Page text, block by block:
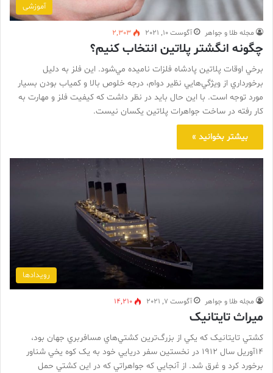
آموزشی
مجله طلا و جواهر آگوست 10, 2021 2,303
چگونه انگشتر پلاتین انتخاب کنیم؟
برخي اوقات پلاتين پادشاه فلزات ناميده مي‌شود. اين فلز به دليل
برخورداري از ويژگي‌هايي نظير دوام، درجه خلوص بالا و كمياب بودن بسيار
مورد توجه است. با اين حال بايد در نظر داشت كه كيفيت فلز و مهارت به
كار رفته در ساخت جواهرات پلاتين يكسان نيست.
بیشتر بخوانید »
رویدادها
مجله طلا و جواهر آگوست 7, 2021 14,210
ميراث تايتانيک
کشتي تايتانيک که يکي از بزرگ‌ترين کشتي‌هاي مسافربري جهان بود،
14آوريل سال 1912 در نخستين سفر دريايي خود به يک کوه يخي شناور
برخورد کرد و غرق شد. از آنجايي ‌که جواهراتي که در اين کشتي حمل